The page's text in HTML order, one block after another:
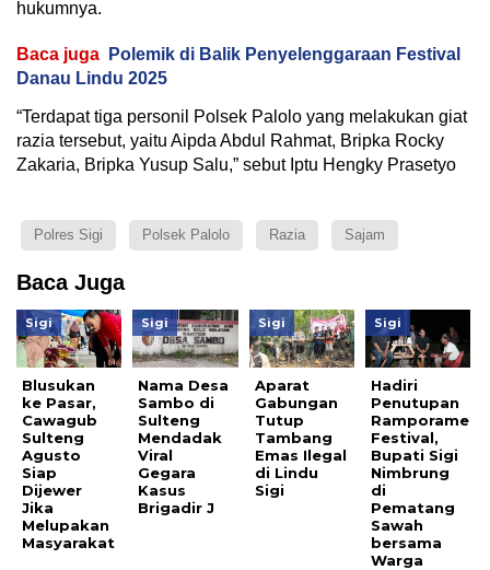
hukumnya.
Baca juga
Polemik di Balik Penyelenggaraan Festival
Danau Lindu 2025
“Terdapat tiga personil Polsek Palolo yang melakukan giat
razia tersebut, yaitu Aipda Abdul Rahmat, Bripka Rocky
Zakaria, Bripka Yusup Salu,” sebut Iptu Hengky Prasetyo
Polres Sigi Polsek Palolo Razia Sajam
Baca Juga
Sigi
Blusukan
ke Pasar,
Cawagub
Sulteng
Agusto
Siap
Dijewer
Jika
Melupakan
Masyarakat
Sigi
Nama Desa
Sambo di
Sulteng
Mendadak
Viral
Gegara
Kasus
Brigadir J
Sigi
Aparat
Gabungan
Tutup
Tambang
Emas Ilegal
di Lindu
Sigi
Sigi
Hadiri
Penutupan
Ramporame
Festival,
Bupati Sigi
Nimbrung
di
Pematang
Sawah
bersama
Warga